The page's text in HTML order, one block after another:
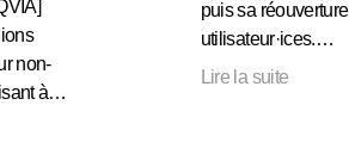
non-
à…
puis sa
utilisateur·ices.…
Lire la suite